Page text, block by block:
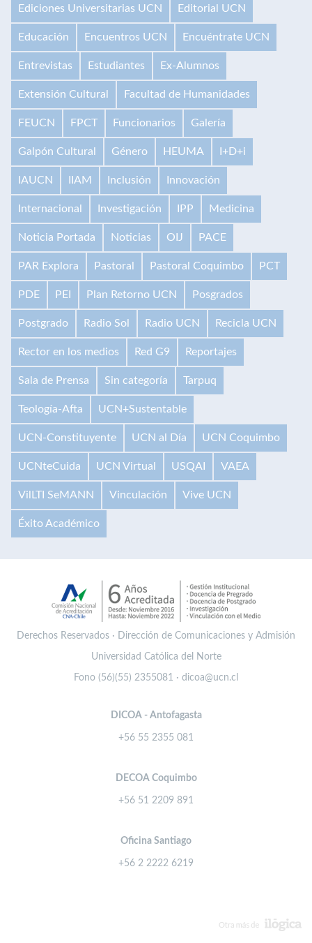
Ediciones Universitarias UCN Editorial UCN
Educación Encuentros UCN Encuéntrate UCN
Entrevistas Estudiantes Ex-Alumnos
Extensión Cultural Facultad de Humanidades
FEUCN FPCT Funcionarios Galería
Galpón Cultural Género HEUMA I+D+i
IAUCN IIAM Inclusión Innovación
Internacional Investigación IPP Medicina
Noticia Portada Noticias OIJ PACE
PAR Explora Pastoral Pastoral Coquimbo PCT
PDE PEI Plan Retorno UCN Posgrados
Postgrado Radio Sol Radio UCN Recicla UCN
Rector en los medios Red G9 Reportajes
Sala de Prensa Sin categoría Tarpuq
Teología-Afta UCN+Sustentable
UCN-Constituyente UCN al Día UCN Coquimbo
UCNteCuida UCN Virtual USQAI VAEA
VilLTI SeMANN Vinculación Vive UCN
Éxito Académico
Derechos Reservados · Dirección de Comunicaciones y Admisión
Universidad Católica del Norte
Fono (56)(55) 2355081 · dicoa@ucn.cl
DICOA - Antofagasta
+56 55 2355 081
DECOA Coquimbo
+56 51 2209 891
Oficina Santiago
+56 2 2222 6219